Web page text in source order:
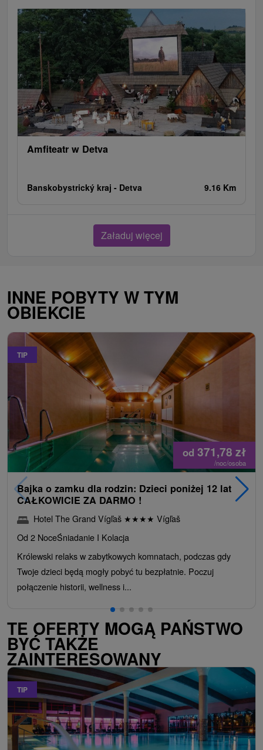
Amfiteatr w Detva
Banskobystrický kraj - Detva 9.16 Km
Załaduj więcej
INNE POBYTY W TYM
OBIEKCIE
TIP
od 371,78 zł
/noc/osoba
Bajka o zamku dla rodzin: Dzieci poniżej 12 lat
CAŁKOWICIE ZA DARMO !
Hotel The Grand Vígľaš ★★★★ Vígľaš
Od 2 NoceŚniadanie I Kolacja
Królewski relaks w zabytkowych komnatach, podczas gdy
Twoje dzieci będą mogły pobyć tu bezpłatnie. Poczuj
połączenie historii, wellness i...
TE OFERTY MOGĄ PAŃSTWO
BYĆ TAKŻE
ZAINTERESOWANY
TIP